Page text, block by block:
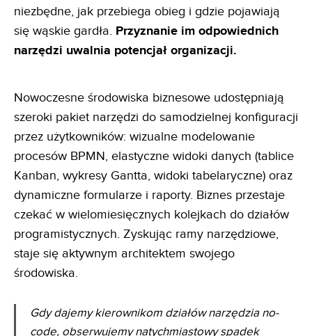
niezbędne, jak przebiega obieg i gdzie pojawiają
się wąskie gardła. Przyznanie im odpowiednich
narzędzi uwalnia potencjał organizacji.
Nowoczesne środowiska biznesowe udostępniają
szeroki pakiet narzędzi do samodzielnej konfiguracji
przez użytkowników: wizualne modelowanie
procesów BPMN, elastyczne widoki danych (tablice
Kanban, wykresy Gantta, widoki tabelaryczne) oraz
dynamiczne formularze i raporty. Biznes przestaje
czekać w wielomiesięcznych kolejkach do działów
programistycznych. Zyskując ramy narzędziowe,
staje się aktywnym architektem swojego
środowiska.
Gdy dajemy kierownikom działów narzędzia no-
code, obserwujemy natychmiastowy spadek